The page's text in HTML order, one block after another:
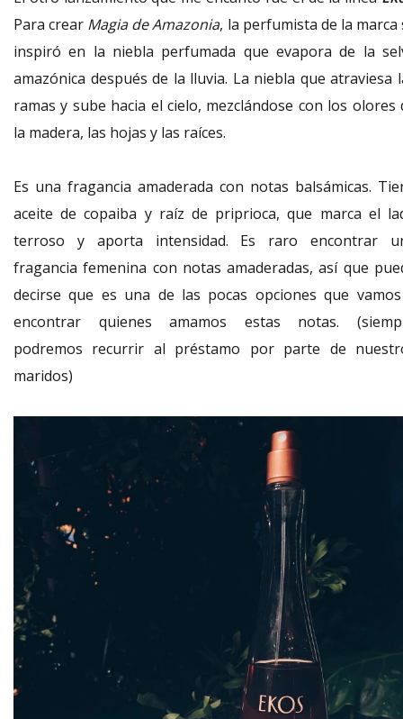
Para crear Magia de Amazonia, la perfumista de la marca
inspiró en la niebla perfumada que evapora de la
amazónica después de la lluvia. La niebla que atraviesa
ramas y sube hacia el cielo, mezclándose con los olores
la madera, las hojas y las raíces.
Es una fragancia amaderada con notas balsámicas.
aceite de copaiba y raíz de priprioca, que marca el
terroso y aporta intensidad. Es raro encontrar
fragancia femenina con notas amaderadas, así que
decirse que es una de las pocas opciones que
encontrar quienes amamos estas notas.
podremos recurrir al préstamo por parte de
maridos)